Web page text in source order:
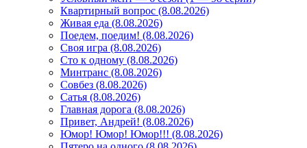
Квартирный вопрос (8.08.2026)
Живая еда (8.08.2026)
Поедем, поедим! (8.08.2026)
Своя игра (8.08.2026)
Сто к одному (8.08.2026)
Минтранс (8.08.2026)
Совбез (8.08.2026)
Сатья (8.08.2026)
Главная дорога (8.08.2026)
Привет, Андрей! (8.08.2026)
Юмор! Юмор! Юмор!!! (8.08.2026)